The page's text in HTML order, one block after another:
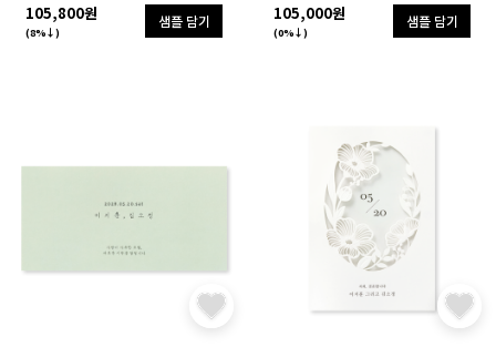
105,800원
(8%↓)
샘플 담기 105,000원
(0%↓)
샘플 담기